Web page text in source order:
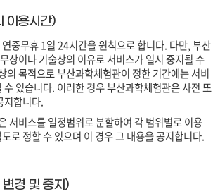
이용시간)
중무휴 1일 24시간을 원칙으로 합니다. 다만, 부산
상이나 기술상의 이유로 서비스가 일시 중지될 수
의 목적으로 부산과학체험관이 정한 기간에는 서비
수 있습니다. 이러한 경우 부산과학체험관은 사전 또
지합니다.
서비스를 일정범위로 분할하여 각 범위별로 이용
로 정할 수 있으며 이 경우 그 내용을 공지합니다.
변경 및 중지)